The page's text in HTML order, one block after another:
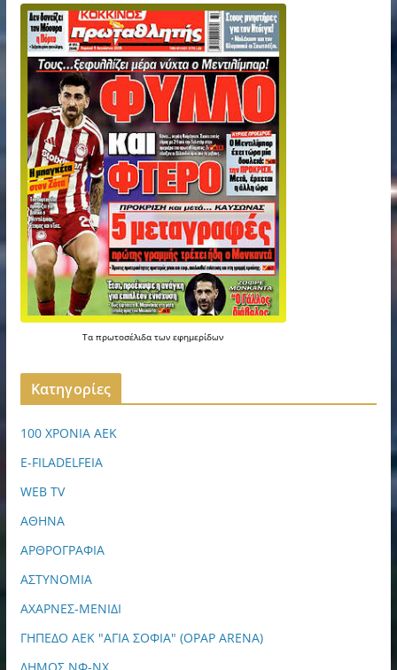
Ταπρωτοσέλιδατωνεφημερίδων
Kατηγορίες
100 ΧΡΟΝΙΑ ΑΕΚ
E-FILADELFEIA
WEB TV
ΑΘΗΝΑ
ΑΡΘΡΟΓΡΑΦΙΑ
ΑΣΤΥΝΟΜΙΑ
ΑΧΑΡΝΕΣ-ΜΕΝΙΔΙ
ΓΗΠΕΔΟ ΑΕΚ "ΑΓΙΑ ΣΟΦΙΑ" (OPAP ARENA)